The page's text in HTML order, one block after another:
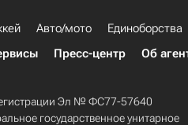
Авто/мото Единоборства
Пресс-центр Об
Эл № ФС77-57640
государственное унитарное